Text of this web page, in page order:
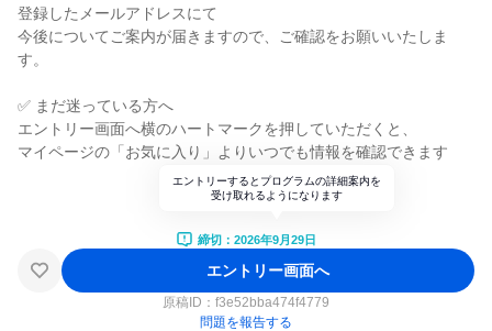
登録したメールアドレスにて
今後についてご案内が届きますので、ご確認をお願いいたしま
す。
✅ まだ迷っている方へ
エントリー画面へ横のハートマークを押していただくと、
マイページの「お気に入り」よりいつでも情報を確認できます
エントリーするとプログラムの詳細案内を
受け取れるようになります
締切：2026年9月29日
エントリー画面へ
原稿ID： f3e52bba474f4779
問題を報告する